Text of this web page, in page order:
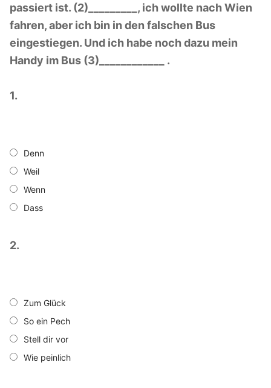
Lakossági nyelvtanfolyamok
Egyéni nyelvi képzés
Online nyelvi képzés
Gyermektanfolyamok
Újlatin és orosz nyelv
Nyelvvizsgák
Rólunk
Rólunk
Fordítás, tolmácsolás
passiert ist. (2)_________, ich wollte nach Wien
fahren, aber ich bin in den falschen Bus
eingestiegen. Und ich habe noch dazu mein
Handy im Bus (3)____________ .
1.
Denn
Weil
Wenn
Dass
2.
Zum Glück
So ein Pech
Stell dir vor
Wie peinlich